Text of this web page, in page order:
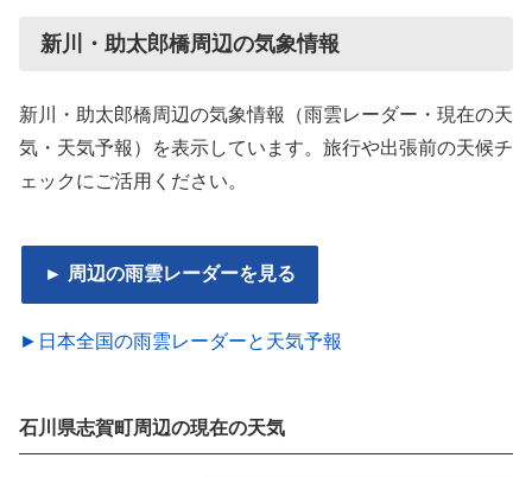
新川・助太郎橋周辺の気象情報
新川・助太郎橋周辺の気象情報（雨雲レーダー・現在の天
気・天気予報）を表示しています。旅行や出張前の天候チ
ェックにご活用ください。
► 周辺の雨雲レーダーを見る
►日本全国の雨雲レーダーと天気予報
石川県志賀町周辺の現在の天気